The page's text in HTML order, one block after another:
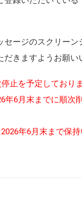
ージのスクリーン
きますようお願い
止を予定しておりま
6月末までに順次
年6月末まで保